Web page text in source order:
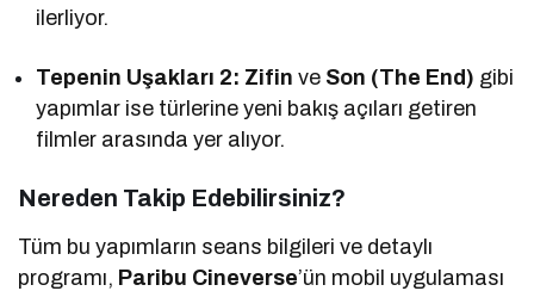
ilerliyor.
Tepenin Uşakları 2: Zifin ve Son (The End) gibi
yapımlar ise türlerine yeni bakış açıları getiren
filmler arasında yer alıyor.
Nereden Takip Edebilirsiniz?
Tüm bu yapımların seans bilgileri ve detaylı
programı, Paribu Cineverse’ün mobil uygulaması